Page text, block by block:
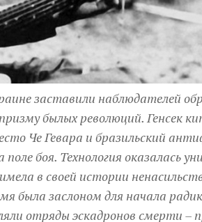
заставили наблюдателей
былых революций. Генсек
Че Гевара и бразильский
боя. Технология оказалась
в своей истории
была заслоном для начала
отряды эскадронов смерти –